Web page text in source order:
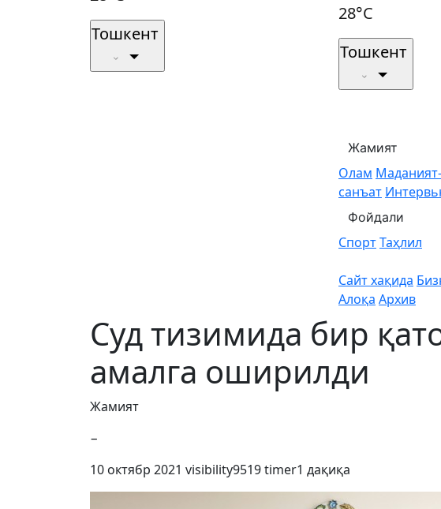
Тошкент
28°C
Тошкент
Жамият
Олам Маданият-
санъат
Фойдали
СпортТаҳлил
Сайт хақида
Алоқа Архив
Суд тизимида бир
амалга оширилди
Жамият
−
10 октябр 2021 visibility9519timer1 дақиқа